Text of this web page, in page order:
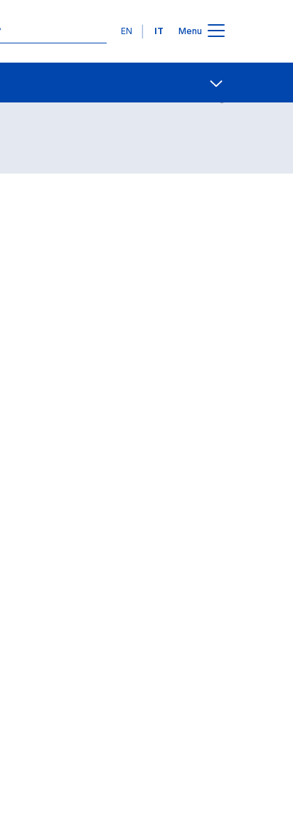
Lingue
EN IT Menu
Contatti